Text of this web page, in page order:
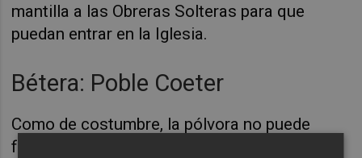
mantilla a las Obreras Solteras para que
puedan entrar en la Iglesia.
Bétera: Poble Coeter
Como de costumbre, la pólvora no puede
faltar en las Fiestas de Agosto de Bétera, por